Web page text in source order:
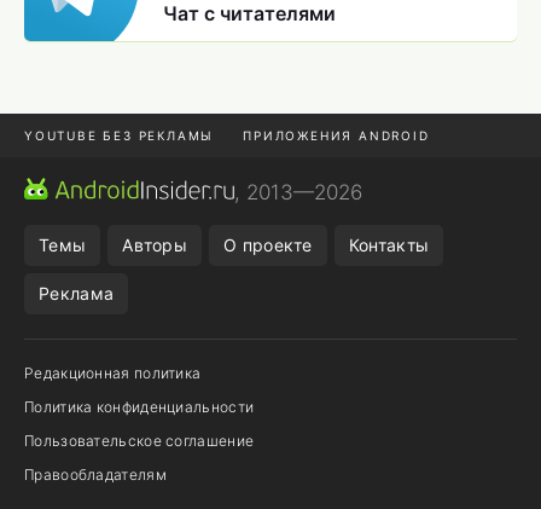
Чат с читателями
YOUTUBE БЕЗ РЕКЛАМЫ ПРИЛОЖЕНИЯ ANDROID
МЕССЕНДЖЕРЫ ONE UI 8.5
, 2013—2026
Темы Авторы О проекте Контакты
Реклама
Редакционная политика
Политика конфиденциальности
Пользовательское соглашение
Правообладателям